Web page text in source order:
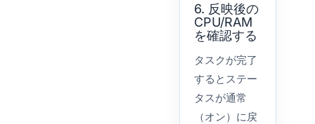
6. 反映後の
CPU/RAM
を確認する
タスクが完了
するとステー
タスが通常
（オン）に戻